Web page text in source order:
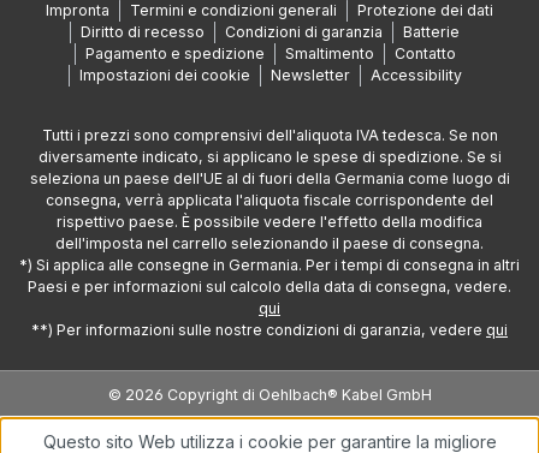
Impronta Termini e condizioni generali
Protezione dei dati
Diritto di recesso
Condizioni di garanzia
Batterie
Pagamento e spedizione
Smaltimento
Contatto
Impostazioni dei cookie
Newsletter Accessibility
Tutti i prezzi sono comprensivi dell'aliquota IVA tedesca. Se non
diversamente indicato, si applicano le spese di spedizione. Se si
seleziona un paese dell'UE al di fuori della Germania come luogo di
consegna, verrà applicata l'aliquota fiscale corrispondente del
rispettivo paese. È possibile vedere l'effetto della modifica
dell'imposta nel carrello selezionando il paese di consegna.
*) Si applica alle consegne in Germania. Per i tempi di consegna in altri
Paesi e per informazioni sul calcolo della data di consegna, vedere.
qui
**) Per informazioni sulle nostre condizioni di garanzia, vedere qui
© 2026 Copyright di Oehlbach® Kabel GmbH
Questo sito Web utilizza i cookie per garantire la migliore